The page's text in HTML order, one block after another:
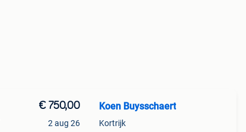
€ 750,00
2 aug 26
Koen Buysschaert
Kortrijk